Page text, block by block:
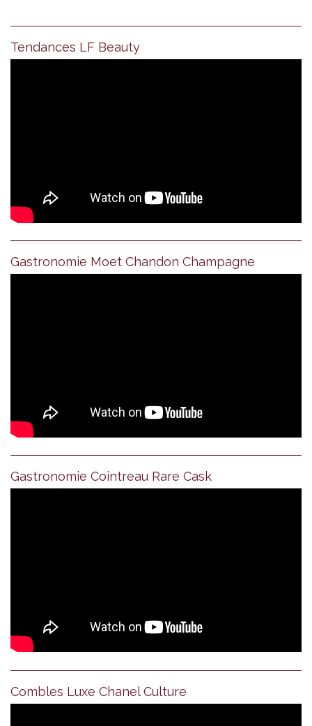
Tendances LF Beauty
Gastronomie Moet Chandon Champagne
Gastronomie Cointreau Rare Cask
Combles Luxe Chanel Culture